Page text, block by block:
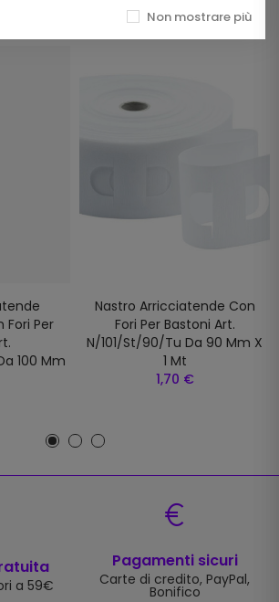
Fori Per
100 Mm
Nastro Arricciatende Con
Fori Per Bastoni Art.
N/101/st/90/tu Da 90 Mm X
1 Mt
1,70 €
a 59€
Pagamenti sicuri
Carte di credito, PayPal,
Bonifico
Non mostrare più